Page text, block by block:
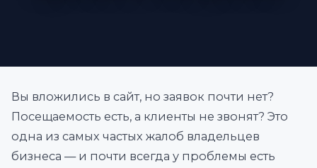
Вы вложились в сайт, но заявок почти нет?
Посещаемость есть, а клиенты не звонят? Это
одна из самых частых жалоб владельцев
бизнеса — и почти всегда у проблемы есть